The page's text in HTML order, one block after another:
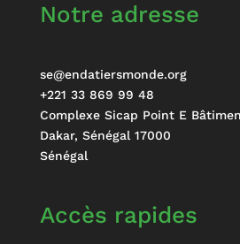
Notre adresse
se@endatiersmonde.org
+221 33 869 99 48
Complexe Sicap Point E
Dakar, Sénégal 17000
Sénégal
Accès rapides